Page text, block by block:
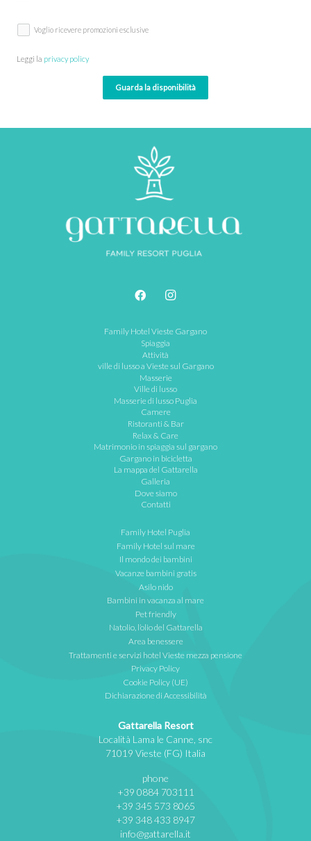
Voglio ricevere promozioni esclusive
Leggi la privacy policy
Guarda la disponibilità
Family Hotel Vieste Gargano
Spiaggia
Attività
ville di lusso a Vieste sul Gargano
Masserie
Ville di lusso
Masserie di lusso Puglia
Camere
Ristoranti & Bar
Relax & Care
Matrimonio in spiaggia sul gargano
Gargano in bicicletta
La mappa del Gattarella
Galleria
Dove siamo
Contatti
Family Hotel Puglia
Family Hotel sul mare
Il mondo dei bambini
Vacanze bambini gratis
Asilo nido
Bambini in vacanza al mare
Pet friendly
Natolio, l’olio del Gattarella
Area benessere
Trattamenti e servizi hotel Vieste mezza pensione
Privacy Policy
Cookie Policy (UE)
Dichiarazione di Accessibilità
Gattarella Resort
Località Lama le Canne, snc
71019 Vieste (FG) Italia
phone
+39 0884 703111
+39 345 573 8065
+39 348 433 8947
info@gattarella.it